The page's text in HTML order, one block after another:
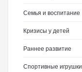
Семья и воспитание
Кризисы у детей
Раннее развитие
Спортивные игрушки